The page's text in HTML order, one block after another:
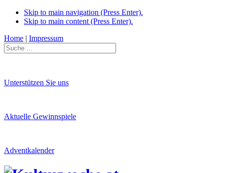
Skip to main navigation (Press Enter).
Skip to main content (Press Enter).
Home | Impressum
Unterstützen Sie uns
Aktuelle Gewinnspiele
Adventkalender